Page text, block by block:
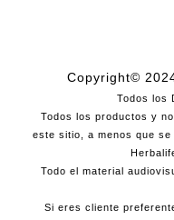
Copyright©
Todos los
Todos los productos y
este sitio, a menos que
Todo el material
Si eres cliente